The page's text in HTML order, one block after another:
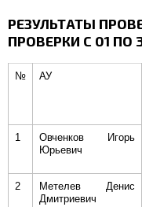
РЕЗУЛЬТАТЫ
ПРОВЕРКИ С 01 ПО
№ АУ
1
Овченков Игорь
Юрьевич
2
Метелев Денис
Дмитриевич